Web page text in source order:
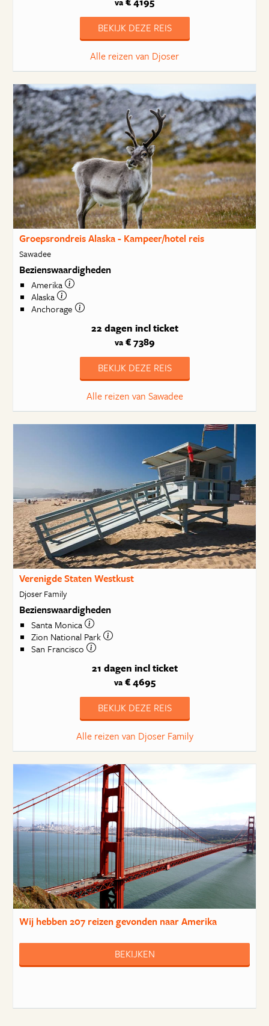
va
BEKIJK DEZE REIS
Alle reizen van Djoser
Groepsrondreis Alaska - Kampeer/hotel reis
Sawadee
Bezienswaardigheden
Amerika
Alaska
Anchorage
22 dagen incl ticket
va€ 7389
BEKIJK DEZE REIS
Alle reizen van Sawadee
Verenigde Staten Westkust
Djoser Family
Bezienswaardigheden
Santa Monica
Zion National Park
San Francisco
21 dagen incl ticket
va€ 4695
BEKIJK DEZE REIS
Alle reizen van Djoser Family
Wij hebben207 reizengevonden naar Amerika
BEKIJKEN